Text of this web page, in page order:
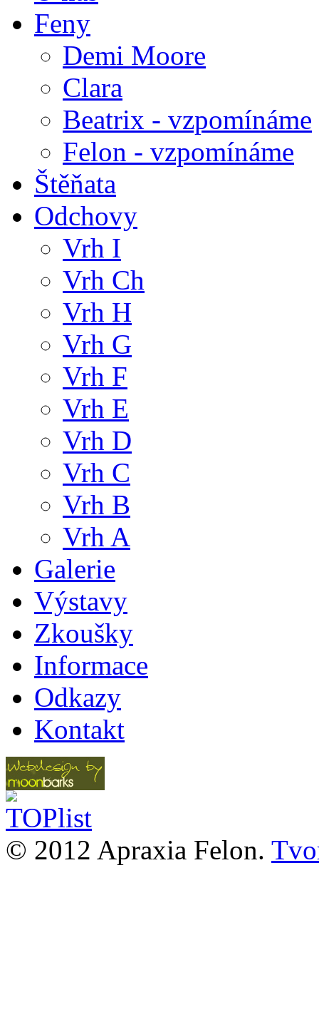
Feny
Demi Moore
Clara
Beatrix - vzpomínáme
Felon - vzpomínáme
Štěňata
Odchovy
Vrh I
Vrh Ch
Vrh H
Vrh G
Vrh F
Vrh E
Vrh D
Vrh C
Vrh B
Vrh A
Galerie
Výstavy
Zkoušky
Informace
Odkazy
Kontakt
© 2012 Apraxia Felon.